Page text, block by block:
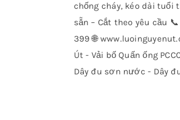
chống cháy, kéo dài tuổi
sẵn – Cắt theo yêu cầu
399 🌐
Út - Vải bố Quấn ống
Dây đu sơn nước - Dây